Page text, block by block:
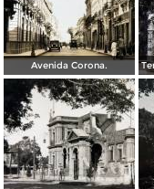
Avenida Corona.